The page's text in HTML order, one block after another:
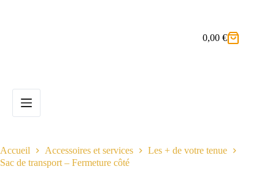
Panier
0,00 €
Accueil Accessoires et services
Les + de votre tenue
Sac de transport – Fermeture côté